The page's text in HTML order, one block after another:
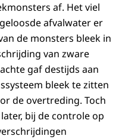
af. Het viel
afvalwater er
de monsters bleek in
van zware
gaf destijds aan
bleek te zitten
de overtreding. Toch
bij de controle op